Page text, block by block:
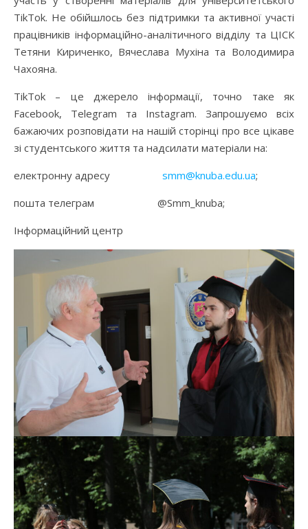
TikTok. Не обійшлось без підтримки та активної участі
працівників інформаційно-аналітичного відділу та ЦІСК
Тетяни Кириченко, Вячеслава Мухіна та Володимира
Чахояна.
TikTok – це джерело інформації, точно таке як
Faсebook, Telegram та Instagram. Запрошуємо всіх
бажаючих розповідати на нашій сторінці про все цікаве
зі студентського життя та надсилати матеріали на:
електронну адресу smm@knuba.edu.ua;
пошта телеграм @Smm_knuba;
Інформаційний центр